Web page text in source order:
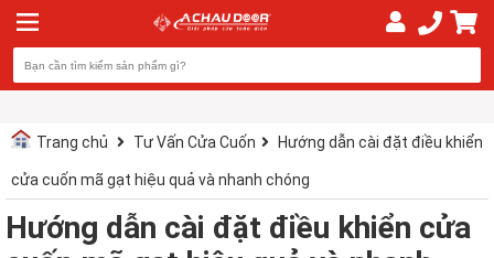
Trang chủ Tư Vấn Cửa Cuốn Hướng dẫn cài đặt điều khiển
cửa cuốn mã gạt hiệu quả và nhanh chóng
Hướng dẫn cài đặt điều khiển cửa